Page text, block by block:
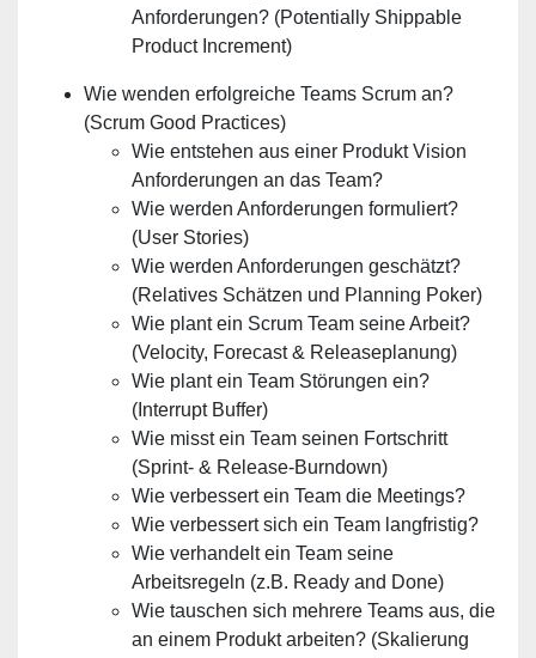
Anforderungen? (Potentially Shippable
Product Increment)
Wie wenden erfolgreiche Teams Scrum an?
(Scrum Good Practices)
Wie entstehen aus einer Produkt Vision
Anforderungen an das Team?
Wie werden Anforderungen formuliert?
(User Stories)
Wie werden Anforderungen geschätzt?
(Relatives Schätzen und Planning Poker)
Wie plant ein Scrum Team seine Arbeit?
(Velocity, Forecast & Releaseplanung)
Wie plant ein Team Störungen ein?
(Interrupt Buffer)
Wie misst ein Team seinen Fortschritt
(Sprint- & Release-Burndown)
Wie verbessert ein Team die Meetings?
Wie verbessert sich ein Team langfristig?
Wie verhandelt ein Team seine
Arbeitsregeln (z.B. Ready and Done)
Wie tauschen sich mehrere Teams aus, die
an einem Produkt arbeiten? (Skalierung